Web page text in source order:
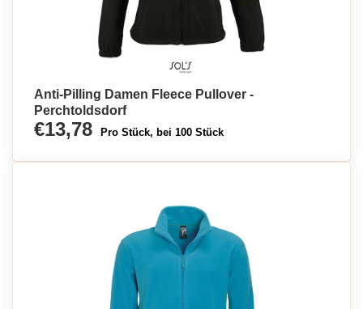
Anti-Pilling Damen Fleece Pullover -
Perchtoldsdorf
€13,78 Pro Stück, bei 100 Stück